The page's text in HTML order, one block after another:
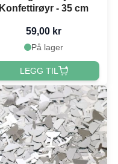
Konfettirøyr - 35 cm
59,00 kr
På lager
LEGG TIL